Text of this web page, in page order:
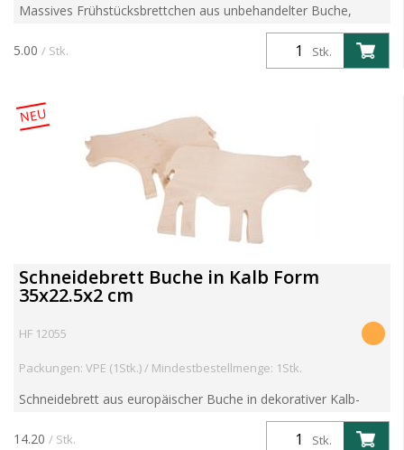
Massives Frühstücksbrettchen aus unbehandelter Buche,
gefertigt in europäischer Produktion. Nachhaltig, hygienisch
und ideal für den täglichen Gebrauch. Artikelgewicht 0....
Stk.
5.00 / Stk.
NEU
Schneidebrett Buche in Kalb Form
35x22.5x2 cm
HF 12055
Packungen: VPE (1Stk.) / Mindestbestellmenge: 1Stk.
Schneidebrett aus europäischer Buche in dekorativer Kalb-
Form (35 × 22.5 × 2 cm). Robust, langlebig und mit präzisem
CNC-Schnitt gefertigt. Die glatte, hygienische Oberfl...
Stk.
14.20 / Stk.